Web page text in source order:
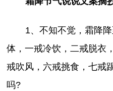
1、不知不觉，霜降
体，一戒冷饮，二戒脱衣
戒吹风，六戒挑食，七戒
吗?